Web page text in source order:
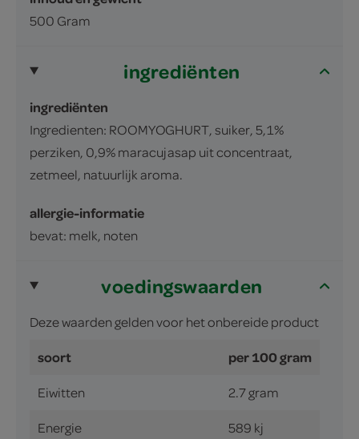
500 Gram
ingrediënten
ingrediënten
Ingredienten: ROOMYOGHURT, suiker, 5,1%
perziken, 0,9% maracujasap uit concentraat,
zetmeel, natuurlijk aroma.
allergie-informatie
bevat: melk, noten
voedingswaarden
Deze waarden gelden voor het onbereide product
soort per 100 gram
Eiwitten 2.7 gram
Energie 589 kj